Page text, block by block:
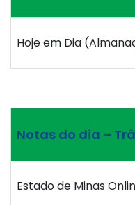
Hoje em Dia
Notas do dia –
Estado de Minas